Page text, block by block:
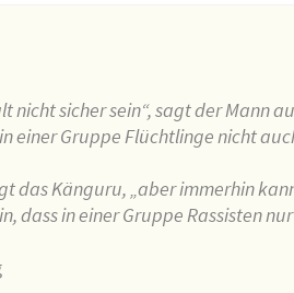
nicht sicher sein“, sagt der Mann
einer Gruppe Flüchtlinge nicht
das Känguru, „aber immerhin
dass in einer Gruppe Rassisten nur